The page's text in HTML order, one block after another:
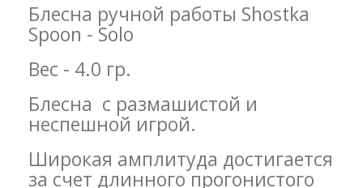
Блесна ручной работы Shostka
Spoon - Solo
Вес - 4.0 гр.
Блесна с размашистой и
неспешной игрой.
Широкая амплитуда достигается
за счет длинного прогонистого